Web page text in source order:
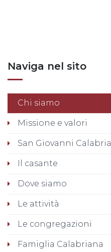
Naviga nel sito
Chi siamo
Missione e valori
San Giovanni Calabria
Il casante
Dove siamo
Le attività
Le congregazioni
Famiglia Calabriana